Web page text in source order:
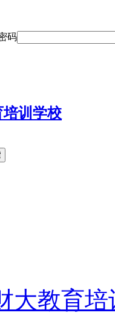
码
大教育培